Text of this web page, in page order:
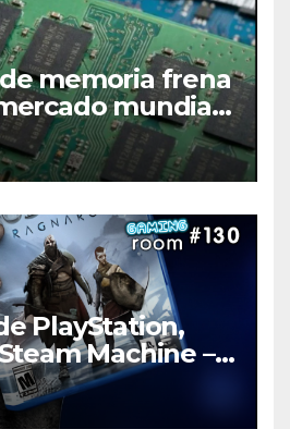
memoria frena
mundial
PlayStation,
Machine –
#130